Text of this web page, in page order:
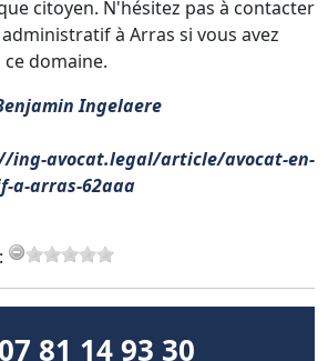
citoyen. N'hésitez pas à contacter
à Arras si vous avez
domaine.
Ingelaere
ing-avocat.legal/article/avocat-en-
a-arras-62aaa
81 14 93 30